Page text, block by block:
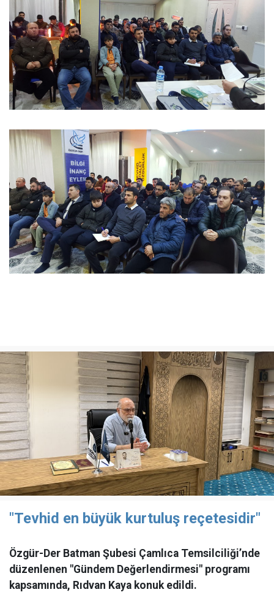
"Tevhid en büyük kurtuluş reçetesidir"
Özgür-Der Batman Şubesi Çamlıca Temsilciliği’nde
düzenlenen "Gündem Değerlendirmesi" programı
kapsamında, Rıdvan Kaya konuk edildi.